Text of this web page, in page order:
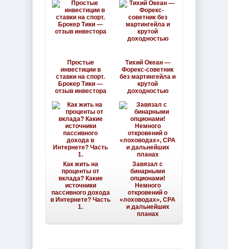
Простые
инвестиции в
ставки на спорт.
Брокер Тики —
отзыв инвестора
Тихий Океан —
Форекс-советник
без мартингейла и
крутой
доходностью
Как жить на
проценты от
вклада? Какие
источники
пассивного дохода
в Интернете? Часть
1.
Завязал с
бинарными
опционами!
Немного
откровений о
«лоховодах», CPA
и дальнейших
планах